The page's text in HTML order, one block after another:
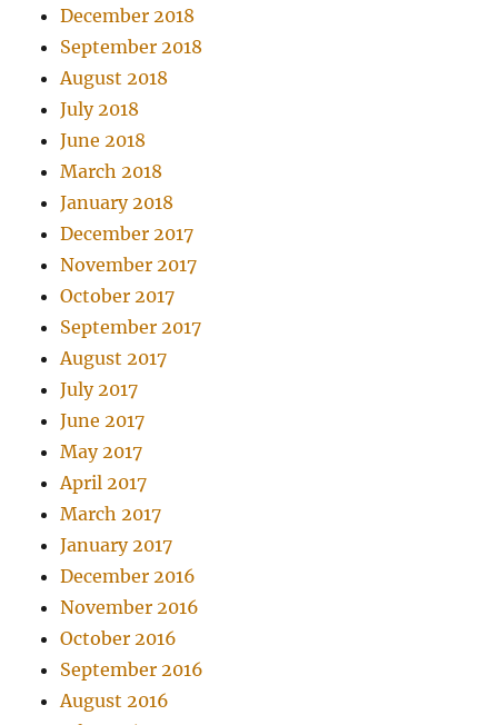
December 2018
September 2018
August 2018
July 2018
June 2018
March 2018
January 2018
December 2017
November 2017
October 2017
September 2017
August 2017
July 2017
June 2017
May 2017
April 2017
March 2017
January 2017
December 2016
November 2016
October 2016
September 2016
August 2016